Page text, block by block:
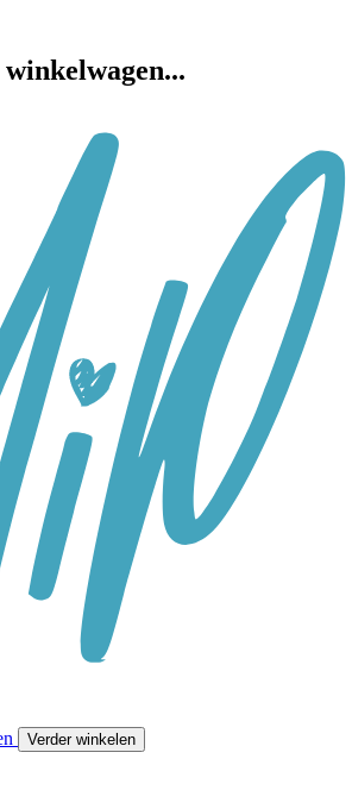
winkelwagen...
Verder winkelen